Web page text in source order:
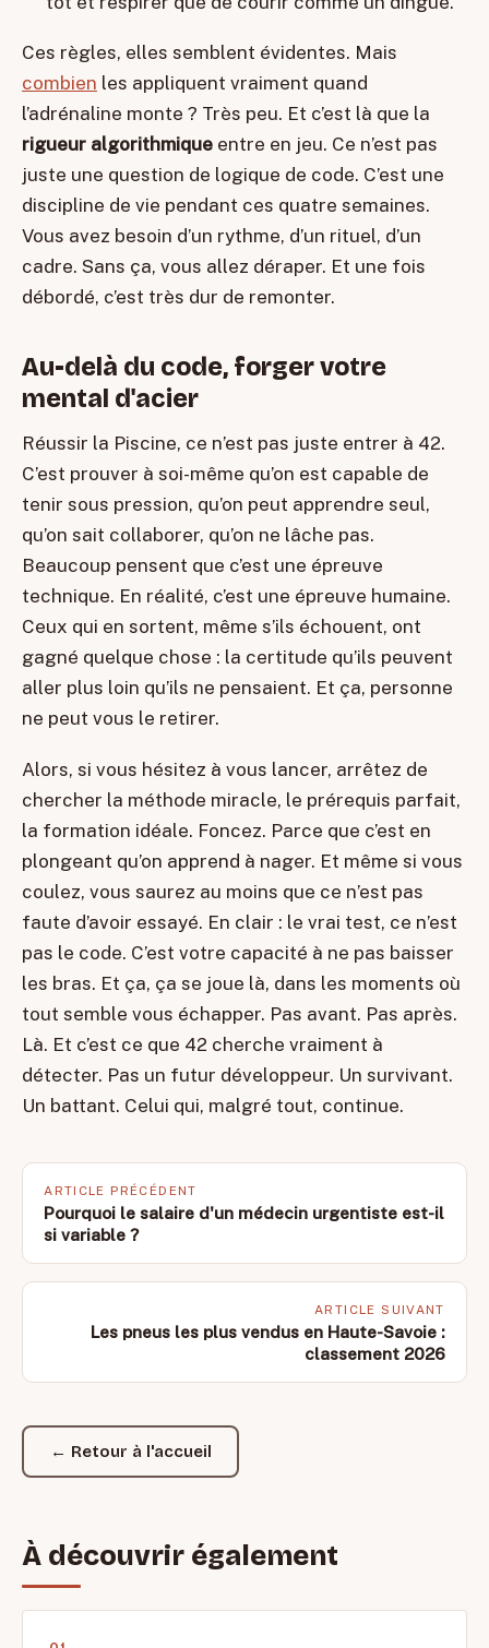
Ces règles, elles semblent évidentes. Mais
combien les appliquent vraiment quand
l’adrénaline monte ? Très peu. Et c’est là que la
rigueur algorithmique entre en jeu. Ce n’est pas
juste une question de logique de code. C’est une
discipline de vie pendant ces quatre semaines.
Vous avez besoin d’un rythme, d’un rituel, d’un
cadre. Sans ça, vous allez déraper. Et une fois
débordé, c’est très dur de remonter.
Au-delà du code, forger votre
mental d'acier
Réussir la Piscine, ce n’est pas juste entrer à 42.
C’est prouver à soi-même qu’on est capable de
tenir sous pression, qu’on peut apprendre seul,
qu’on sait collaborer, qu’on ne lâche pas.
Beaucoup pensent que c’est une épreuve
technique. En réalité, c’est une épreuve humaine.
Ceux qui en sortent, même s’ils échouent, ont
gagné quelque chose : la certitude qu’ils peuvent
aller plus loin qu’ils ne pensaient. Et ça, personne
ne peut vous le retirer.
Alors, si vous hésitez à vous lancer, arrêtez de
chercher la méthode miracle, le prérequis parfait,
la formation idéale. Foncez. Parce que c’est en
plongeant qu’on apprend à nager. Et même si vous
coulez, vous saurez au moins que ce n’est pas
faute d’avoir essayé. En clair : le vrai test, ce n’est
pas le code. C’est votre capacité à ne pas baisser
les bras. Et ça, ça se joue là, dans les moments où
tout semble vous échapper. Pas avant. Pas après.
Là. Et c’est ce que 42 cherche vraiment à
détecter. Pas un futur développeur. Un survivant.
Un battant. Celui qui, malgré tout, continue.
ARTICLE PRÉCÉDENT
Pourquoi le salaire d'un médecin urgentiste est-il
si variable ?
ARTICLE SUIVANT
Les pneus les plus vendus en Haute-Savoie :
classement 2026
← Retour à l'accueil
À découvrir également